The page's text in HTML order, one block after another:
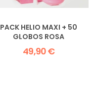
PACK HELIO MAXI + 50
GLOBOS ROSA
49,90 €